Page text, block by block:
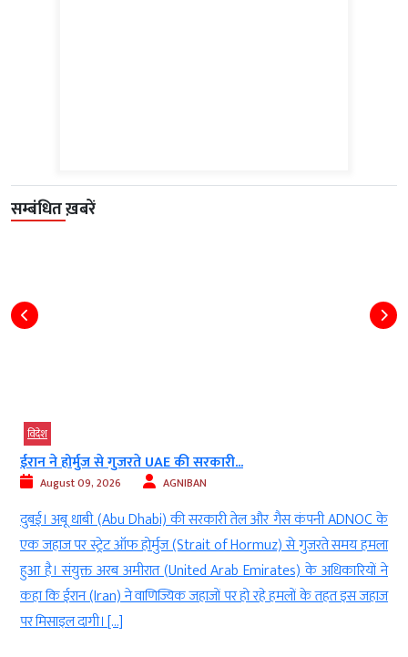
सम्बंधित ख़बरें
से गुजरते UAE की सरकारी...
09, 2026 AGNIBAN
धाबी (Abu Dhabi) की सरकारी तेल और गैस कंपनी ADNOC के
पर स्ट्रेट ऑफ होर्मुज (Strait of Hormuz) से गुजरते समय हमला
अरब अमीरात (United Arab Emirates) के अधिकारियों ने
(Iran) ने वाणिज्यिक जहाजों पर हो रहे हमलों के तहत इस जहाज
दागी। […]
(China
Reef) को
चीन की